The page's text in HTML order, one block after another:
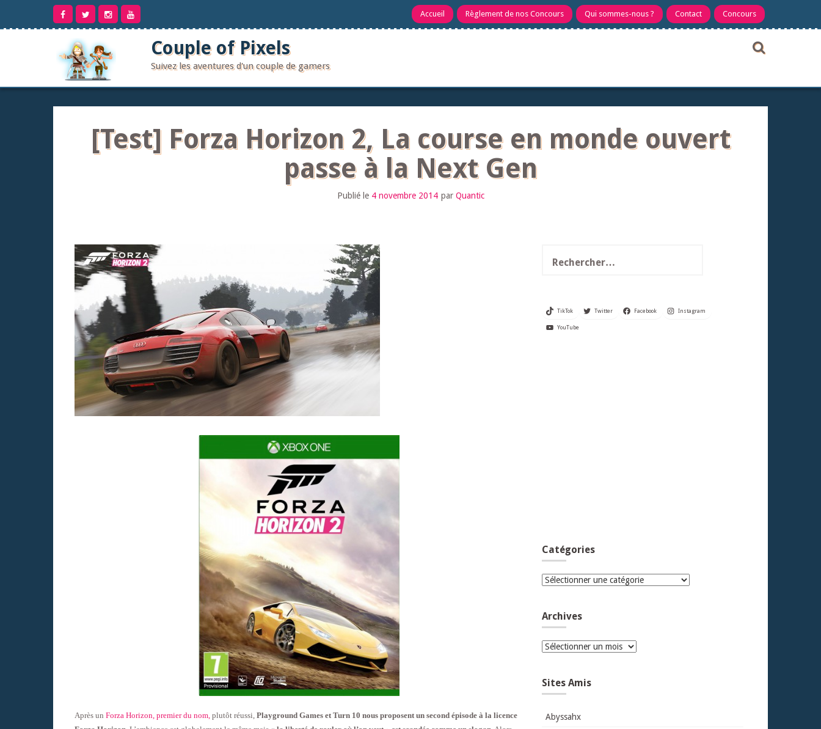
contenu
Accueil Règlement de nos Concours Qui sommes-nous ? Contact Concours
Couple of Pixels
Suivez les aventures d'un couple de gamers
[Test] Forza Horizon 2, La course en monde ouvert
passe à la Next Gen
Publié le 4 novembre 2014 par Quantic
Après un Forza Horizon, premier du nom, plutôt réussi, Playground Games et Turn 10 nous proposent un second épisode à la licence
TikTok Twitter Facebook Instagram
YouTube
Catégories
Catégories
Archives
Archives
Sites Amis
Abyssahx